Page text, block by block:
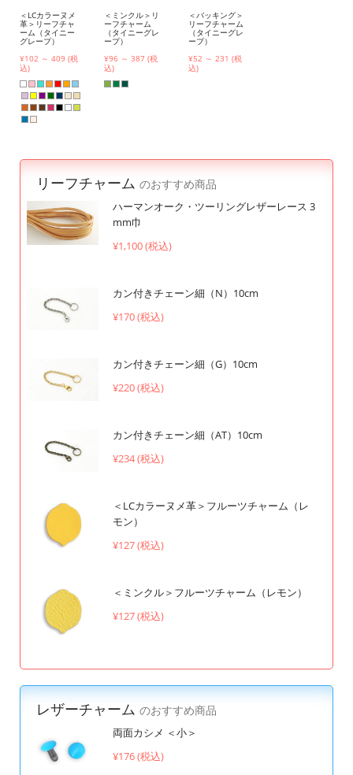
＜LCカラーヌメ
革＞リーフチャ
ーム（タイニー
グレープ）
¥102 ～ 409 (税
込)
＜ミンクル＞リ
ーフチャーム
（タイニーグレ
ープ）
¥96 ～ 387 (税
込)
＜バッキング＞
リーフチャーム
（タイニーグレ
ープ）
¥52 ～ 231 (税
込)
リーフチャーム のおすすめ商品
ハーマンオーク・ツーリングレザーレース 3
mm巾
¥1,100 (税込)
カン付きチェーン細（N）10cm
¥170 (税込)
カン付きチェーン細（G）10cm
¥220 (税込)
カン付きチェーン細（AT）10cm
¥234 (税込)
＜LCカラーヌメ革＞フルーツチャーム（レ
モン）
¥127 (税込)
＜ミンクル＞フルーツチャーム（レモン）
¥127 (税込)
レザーチャーム のおすすめ商品
両面カシメ ＜小＞
¥176 (税込)